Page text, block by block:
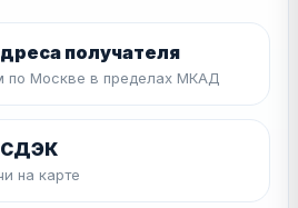
получателя
по Москве в пределах МКАД
СДЭК
на карте